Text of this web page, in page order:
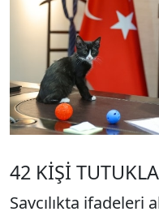
42 KİŞİ
Savcılıkta ifadeleri